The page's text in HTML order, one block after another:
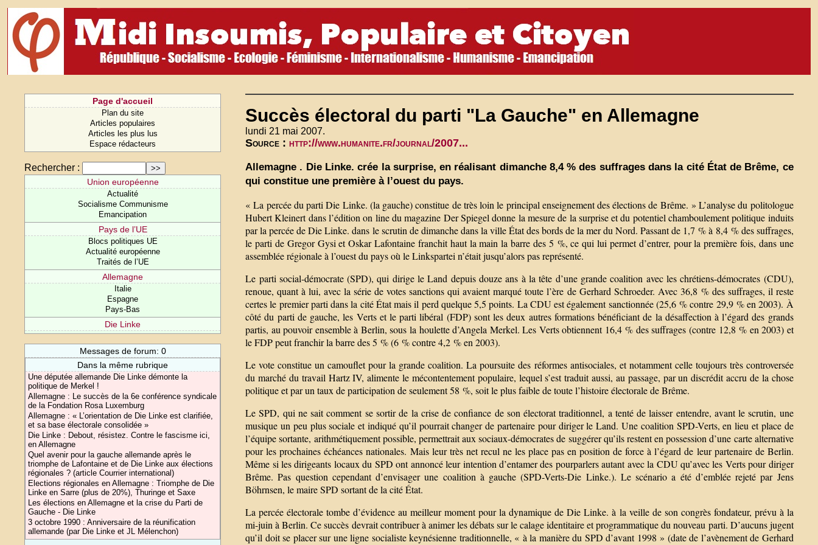
Page d'accueil
Plan du site
Articles populaires
Articles les plus lus
Espace rédacteurs
Rechercher :
Union européenne
Actualité
Socialisme Communisme
Emancipation
Pays de l’UE
Blocs politiques UE
Actualité européenne
Traités de l’UE
Allemagne
Italie
Espagne
Pays-Bas
Die Linke
Messages de forum: 0
Dans la même rubrique
Une députée allemande Die Linke démonte la
politique de Merkel !
Allemagne : Le succès de la 6e conférence syndicale
de la Fondation Rosa Luxemburg
Allemagne : « L’orientation de Die Linke est clarifiée,
et sa base électorale consolidée »
Die Linke : Debout, résistez. Contre le fascisme ici,
en Allemagne
Quel avenir pour la gauche allemande après le
triomphe de Lafontaine et de Die Linke aux élections
régionales ? (article Courrier international)
Elections régionales en Allemagne : Triomphe de Die
Linke en Sarre (plus de 20%), Thuringe et Saxe
Les élections en Allemagne et la crise du Parti de
Gauche - Die Linke
3 octobre 1990 : Anniversaire de la réunification
allemande (par Die Linke et JL Mélenchon)
Succès électoral du parti "La Gauche" en Allemagne
lundi 21 mai 2007.
Source :http://www.humanite.fr/journal/2007...
Allemagne . Die Linke. crée la surprise, en réalisant dimanche 8,4 % des suffrages dans la cité État de Brême, ce
qui constitue une première à l’ouest du pays.
« La percée du parti Die Linke. (la gauche) constitue de très loin le principal enseignement des élections de Brême. » L’analyse du politologue
Hubert Kleinert dans l’édition on line du magazine Der Spiegel donne la mesure de la surprise et du potentiel chamboulement politique induits
par la percée de Die Linke. dans le scrutin de dimanche dans la ville État des bords de la mer du Nord. Passant de 1,7 % à 8,4 % des suffrages,
le parti de Gregor Gysi et Oskar Lafontaine franchit haut la main la barre des 5 %, ce qui lui permet d’entrer, pour la première fois, dans une
assemblée régionale à l’ouest du pays où le Linkspartei n’était jusqu’alors pas représenté.
Le parti social-démocrate (SPD), qui dirige le Land depuis douze ans à la tête d’une grande coalition avec les chrétiens-démocrates (CDU),
renoue, quant à lui, avec la série de votes sanctions qui avaient marqué toute l’ère de Gerhard Schroeder. Avec 36,8 % des suffrages, il reste
certes le premier parti dans la cité État mais il perd quelque 5,5 points. La CDU est également sanctionnée (25,6 % contre 29,9 % en 2003). À
côté du parti de gauche, les Verts et le parti libéral (FDP) sont les deux autres formations bénéficiant de la désaffection à l’égard des grands
partis, au pouvoir ensemble à Berlin, sous la houlette d’Angela Merkel. Les Verts obtiennent 16,4 % des suffrages (contre 12,8 % en 2003) et
le FDP peut franchir la barre des 5 % (6 % contre 4,2 % en 2003).
Le vote constitue un camouflet pour la grande coalition. La poursuite des réformes antisociales, et notamment celle toujours très controversée
du marché du travail Hartz IV, alimente le mécontentement populaire, lequel s’est traduit aussi, au passage, par un discrédit accru de la chose
politique et par un taux de participation de seulement 58 %, soit le plus faible de toute l’histoire électorale de Brême.
Le SPD, qui ne sait comment se sortir de la crise de confiance de son électorat traditionnel, a tenté de laisser entendre, avant le scrutin, une
musique un peu plus sociale et indiqué qu’il pourrait changer de partenaire pour diriger le Land. Une coalition SPD-Verts, en lieu et place de
l’équipe sortante, arithmétiquement possible, permettrait aux sociaux-démocrates de suggérer qu’ils restent en possession d’une carte alternative
pour les prochaines échéances nationales. Mais leur très net recul ne les place pas en position de force à l’égard de leur partenaire de Berlin.
Même si les dirigeants locaux du SPD ont annoncé leur intention d’entamer des pourparlers autant avec la CDU qu’avec les Verts pour diriger
Brême. Pas question cependant d’envisager une coalition à gauche (SPD-Verts-Die Linke.). Le scénario a été d’emblée rejeté par Jens
Böhrnsen, le maire SPD sortant de la cité État.
La percée électorale tombe d’évidence au meilleur moment pour la dynamique de Die Linke. à la veille de son congrès fondateur, prévu à la
mi-juin à Berlin. Ce succès devrait contribuer à animer les débats sur le calage identitaire et programmatique du nouveau parti. D’aucuns jugent
qu’il doit se placer sur une ligne socialiste keynésienne traditionnelle, « à la manière du SPD d’avant 1998 » (date de l’avènement de Gerhard